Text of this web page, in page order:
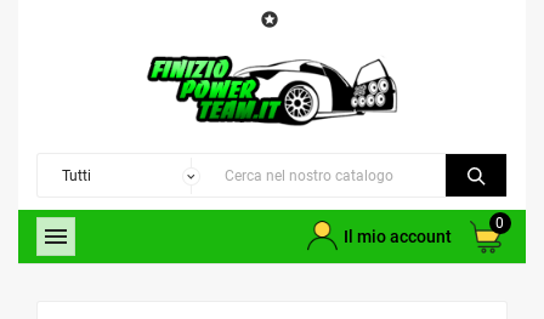

 Il mio account
0